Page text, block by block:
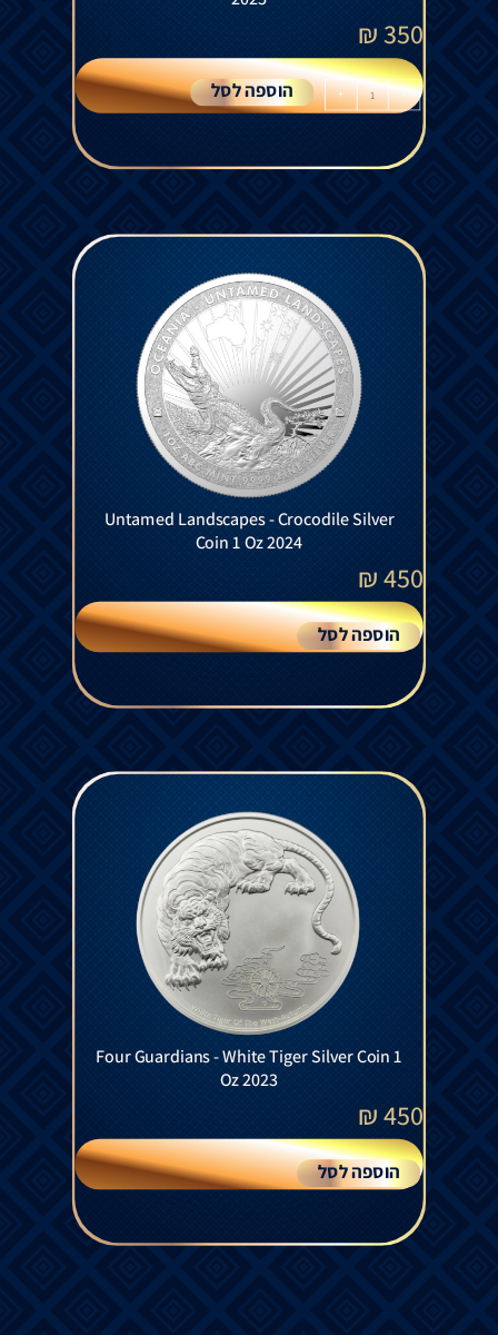
350
₪
-
+ הוספה לסל
Untamed Landscapes - Crocodile Silver
Coin 1 Oz 2024
450
₪
הוספה לסל
Four Guardians - White Tiger Silver Coin 1
Oz 2023
450
₪
הוספה לסל